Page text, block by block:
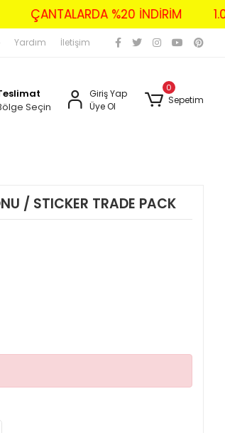
ÇANTALARDA %20 İNDİRİM
Yardım İletişim
Seçin
Giriş Yap
Üye Ol
0
Sepetim
/ STICKER TRADE PACK